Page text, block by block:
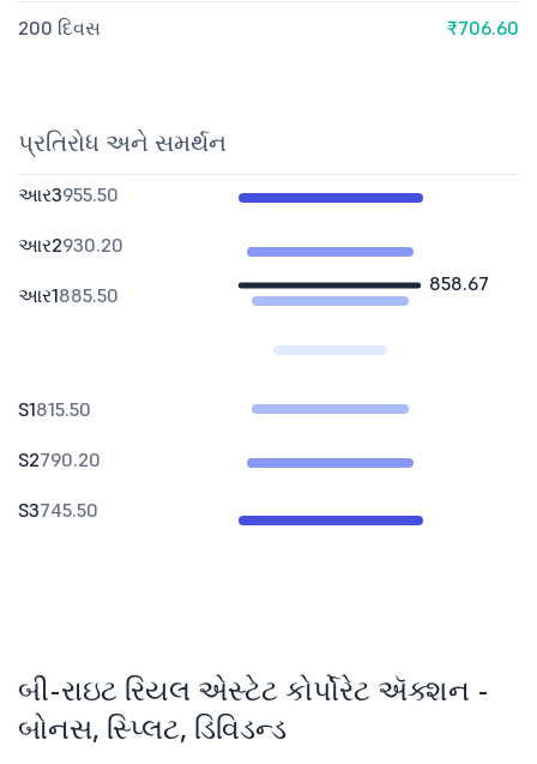
200 દિવસ ₹706.60
પ્રતિરોધ અને સમર્થન
858.67
આર3955.50
આર2930.20
આર1885.50
S1815.50
S2790.20
S3745.50
બી-રાઇટ રિયલ એસ્ટેટ કોર્પોરેટ ઍક્શન -
બોનસ, સ્પ્લિટ, ડિવિડન્ડ